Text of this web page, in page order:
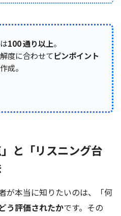
100 通り以上。
度に合わせてピンポイント
成。
」と「リスニング台
が本当に知りたいのは、「何
どう評価されたかです。その